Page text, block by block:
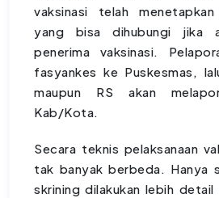
vaksinasi telah
yang bisa dihubungi jika
penerima vaksinasi.
fasyankes ke Puskesmas,
maupun RS akan
Kab/Kota.
Secara teknis pelaksanaan
tak banyak berbeda. Hanya
skrining dilakukan lebih